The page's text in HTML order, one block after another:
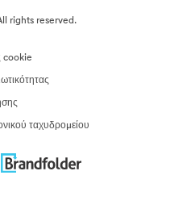
rights reserved.
cookie
ταχυδρομείου